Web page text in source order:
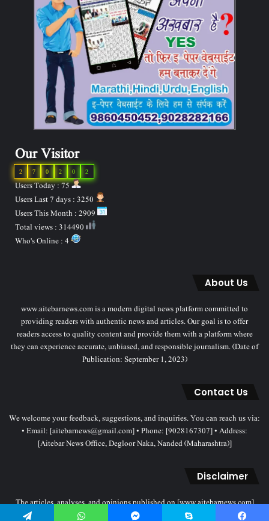
Our Visitor
2
0
2
0
7
2
Users Today : 75
About Us
www.aitebarnews.com is a modern digital news platform committed to
providing readers with authentic news and articles. Our goal is to offer
readers access to quality content and provide them with a platform where
they can experience accurate, unbiased, and responsible journalism. (Date of
Publication: September 1, 2023)
Contact Us
We welcome your feedback, suggestions, and inquiries. You can reach us via:
• Email: [aitebarnews@gmail.com] • Phone: [9028167307] • Address:
[Aitebar News Office, Degloor Naka, Nanded (Maharashtra)]
Disclaimer
The articles, analyses, and opinions published on [www.aitebarnews.com]
solely represent the personal views and opinions of the authors. These views